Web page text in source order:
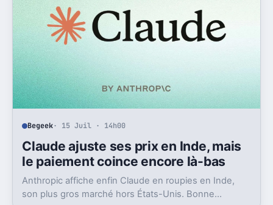
Begeek· 15 Juil · 14h00
Claude ajuste ses prix en Inde, mais
le paiement coince encore là-bas
Anthropic affiche enfin Claude en roupies en Inde,
son plus gros marché hors États-Unis. Bonne